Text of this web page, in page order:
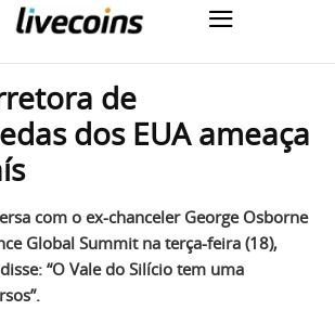
de
dos EUA ameaça
com o ex-chanceler George Osborne
Global Summit na terça-feira (18),
“O Vale do Silício tem uma